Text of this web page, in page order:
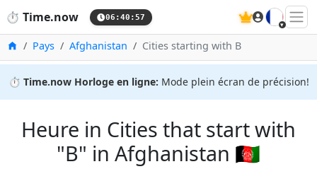
⏱️ Time.now 06:40:57 🇫🇷
Accueil
Pays Afghanistan Cities starting with B
⏱️ Time.now Horloge en ligne: Mode plein écran de précision!
Heure in Cities that start with
"B" in Afghanistan 🇦🇫